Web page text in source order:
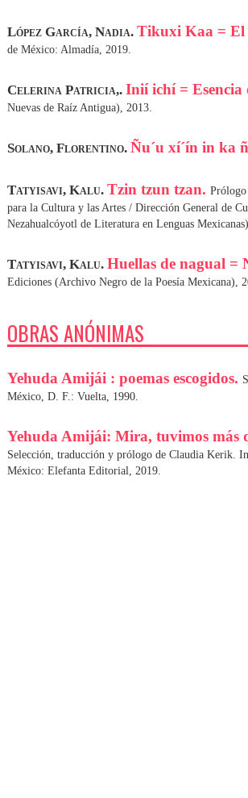
López García, Nadia. Tikuxi Kaa = El
de México: Almadía, 2019.
Celerina Patricia,. Inií ichí = Esencia
Nuevas de Raíz Antigua), 2013.
Solano, Florentino. Ñu´u xí´ín in ka
Tatyisavi, Kalu. Tzin tzun tzan.
para la Cultura y las Artes / Dirección General de
Nezahualcóyotl de Literatura en Lenguas
Tatyisavi, Kalu. Huellas de nagual =
Ediciones (Archivo Negro de la Poesía Mexicana),
OBRAS ANÓNIMAS
Yehuda Amijái : poemas escogidos.
México, D. F.: Vuelta, 1990.
Yehuda Amijái: Mira, tuvimos más
Selección, traducción y prólogo de Claudia Kerik.
México: Elefanta Editorial, 2019.